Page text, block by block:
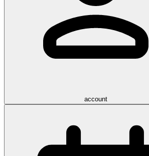
account